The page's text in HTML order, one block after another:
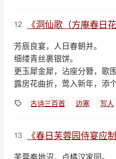
12 《洞仙歌（方庵春日
芳辰良宴，人日春朝并。
细缕青丝裹银饼。
更玉犀金犀，沾座分簪，歌
露房花曲折，莺入新年，添
古诗三百首 边塞 写人
13 《春日芙蓉园侍宴应
芙蓉秦地沼，卢橘汉家园。